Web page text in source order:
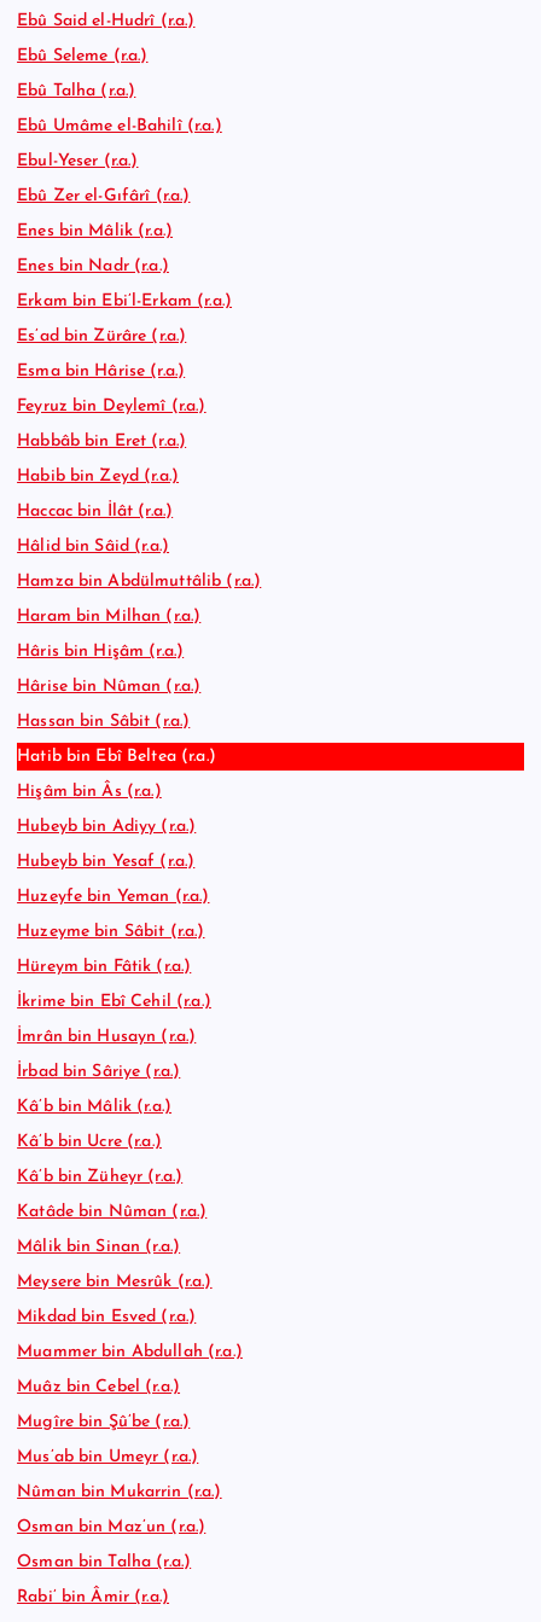
Ebû Said el-Hudrî (r.a.)
Ebû Seleme (r.a.)
Ebû Talha (r.a.)
Ebû Umâme el-Bahilî (r.a.)
Ebul-Yeser (r.a.)
Ebû Zer el-Gıfârî (r.a.)
Enes bin Mâlik (r.a.)
Enes bin Nadr (r.a.)
Erkam bin Ebi’l-Erkam (r.a.)
Es’ad bin Zürâre (r.a.)
Esma bin Hârise (r.a.)
Feyruz bin Deylemî (r.a.)
Habbâb bin Eret (r.a.)
Habib bin Zeyd (r.a.)
Haccac bin İlât (r.a.)
Hâlid bin Sâid (r.a.)
Hamza bin Abdülmuttâlib (r.a.)
Haram bin Milhan (r.a.)
Hâris bin Hişâm (r.a.)
Hârise bin Nûman (r.a.)
Hassan bin Sâbit (r.a.)
Hatib bin Ebî Beltea (r.a.)
Hişâm bin Âs (r.a.)
Hubeyb bin Adiyy (r.a.)
Hubeyb bin Yesaf (r.a.)
Huzeyfe bin Yeman (r.a.)
Huzeyme bin Sâbit (r.a.)
Hüreym bin Fâtik (r.a.)
İkrime bin Ebî Cehil (r.a.)
İmrân bin Husayn (r.a.)
İrbad bin Sâriye (r.a.)
Kâ’b bin Mâlik (r.a.)
Kâ’b bin Ucre (r.a.)
Kâ’b bin Züheyr (r.a.)
Katâde bin Nûman (r.a.)
Mâlik bin Sinan (r.a.)
Meysere bin Mesrûk (r.a.)
Mikdad bin Esved (r.a.)
Muammer bin Abdullah (r.a.)
Muâz bin Cebel (r.a.)
Mugîre bin Şû’be (r.a.)
Mus’ab bin Umeyr (r.a.)
Nûman bin Mukarrin (r.a.)
Osman bin Maz’un (r.a.)
Osman bin Talha (r.a.)
Rabi’ bin Âmir (r.a.)